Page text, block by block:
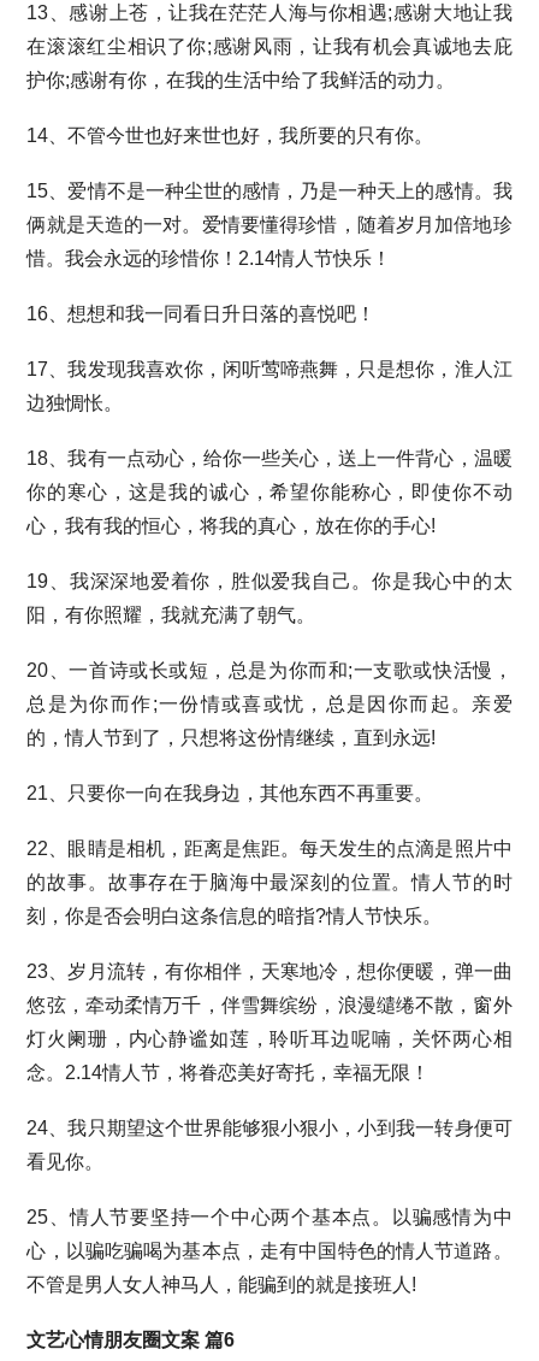
13、感谢上苍，让我在茫茫人海与你相遇;感谢大地让我
在滚滚红尘相识了你;感谢风雨，让我有机会真诚地去庇
护你;感谢有你，在我的生活中给了我鲜活的动力。
14、不管今世也好来世也好，我所要的只有你。
15、爱情不是一种尘世的感情，乃是一种天上的感情。我
俩就是天造的一对。爱情要懂得珍惜，随着岁月加倍地珍
惜。我会永远的珍惜你！2.14情人节快乐！
16、想想和我一同看日升日落的喜悦吧！
17、我发现我喜欢你，闲听莺啼燕舞，只是想你，淮人江
边独惆怅。
18、我有一点动心，给你一些关心，送上一件背心，温暖
你的寒心，这是我的诚心，希望你能称心，即使你不动
心，我有我的恒心，将我的真心，放在你的手心!
19、我深深地爱着你，胜似爱我自己。你是我心中的太
阳，有你照耀，我就充满了朝气。
20、一首诗或长或短，总是为你而和;一支歌或快活慢，
总是为你而作;一份情或喜或忧，总是因你而起。亲爱
的，情人节到了，只想将这份情继续，直到永远!
21、只要你一向在我身边，其他东西不再重要。
22、眼睛是相机，距离是焦距。每天发生的点滴是照片中
的故事。故事存在于脑海中最深刻的位置。情人节的时
刻，你是否会明白这条信息的暗指?情人节快乐。
23、岁月流转，有你相伴，天寒地冷，想你便暖，弹一曲
悠弦，牵动柔情万千，伴雪舞缤纷，浪漫缱绻不散，窗外
灯火阑珊，内心静谧如莲，聆听耳边呢喃，关怀两心相
念。2.14情人节，将眷恋美好寄托，幸福无限！
24、我只期望这个世界能够狠小狠小，小到我一转身便可
看见你。
25、情人节要坚持一个中心两个基本点。以骗感情为中
心，以骗吃骗喝为基本点，走有中国特色的情人节道路。
不管是男人女人神马人，能骗到的就是接班人!
文艺心情朋友圈文案 篇6